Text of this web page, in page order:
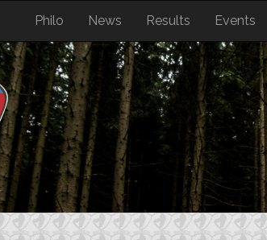
Philo News Results Events